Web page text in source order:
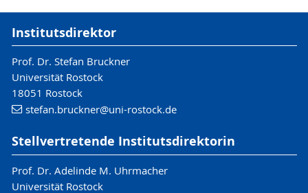
Institutsdirektor
Prof. Dr. Stefan Bruckner
Universität Rostock
18051 Rostock
stefan.bruckner@uni-rostock.de
Stellvertretende Institutsdirektorin
Prof. Dr. Adelinde M. Uhrmacher
Universität Rostock